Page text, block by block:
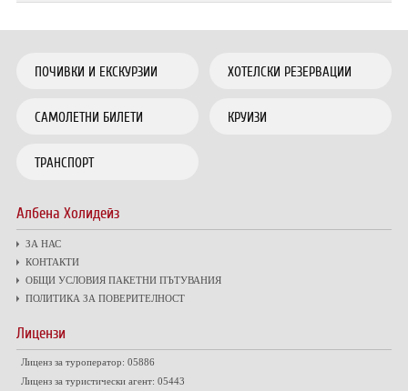
ПОЧИВКИ И ЕКСКУРЗИИ ХОТЕЛСКИ РЕЗЕРВАЦИИ
САМОЛЕТНИ БИЛЕТИ КРУИЗИ
ТРАНСПОРТ
Албена Холидейз
ЗА НАС
КОНТАКТИ
ОБЩИ УСЛОВИЯ ПАКЕТНИ ПЪТУВАНИЯ
ПОЛИТИКА ЗА ПОВЕРИТЕЛНОСТ
Лицензи
Лиценз за туроператор: 05886
Лиценз за туристически агент: 05443